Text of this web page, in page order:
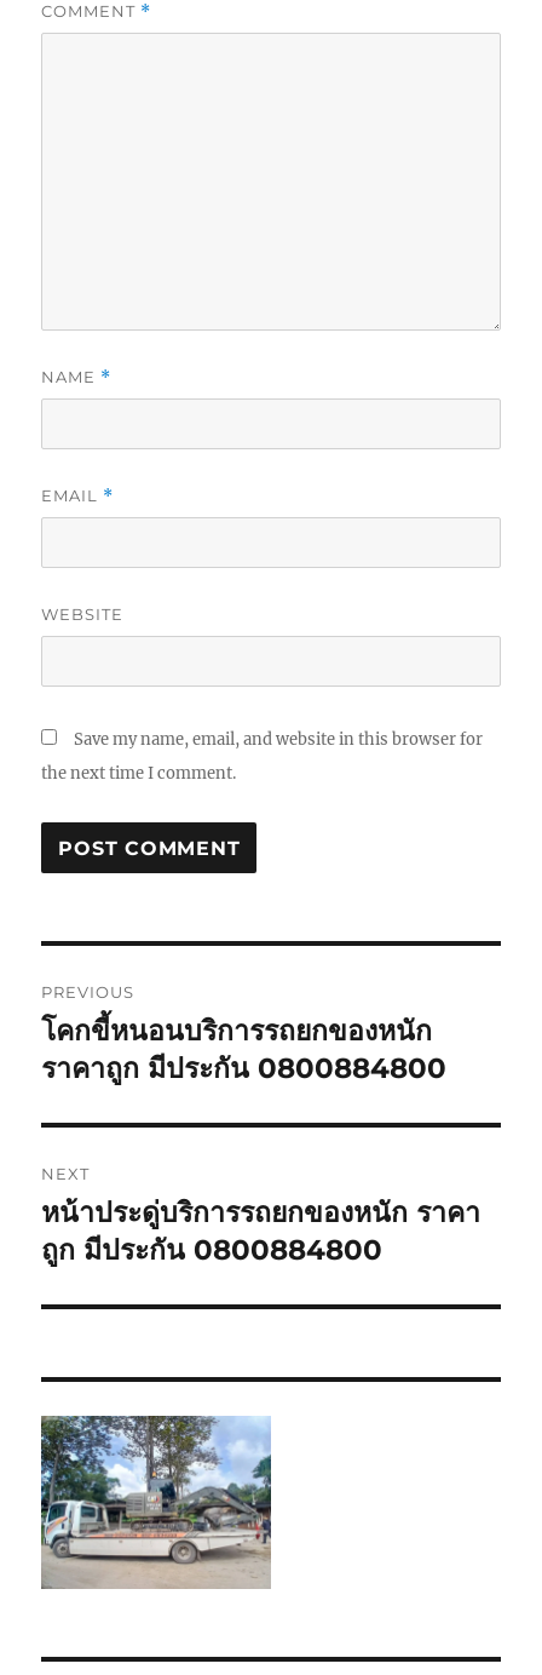
COMMENT *
NAME *
EMAIL *
WEBSITE
Save my name, email, and website in this browser for
the next time I comment.
navigation
PREVIOUS
Previous
post:
โคกขี้หนอนบริการรถยกของหนัก
ราคาถูก มีประกัน 0800884800
NEXT
Next
post:
หน้าประดู่บริการรถยกของหนัก ราคา
ถูก มีประกัน 0800884800